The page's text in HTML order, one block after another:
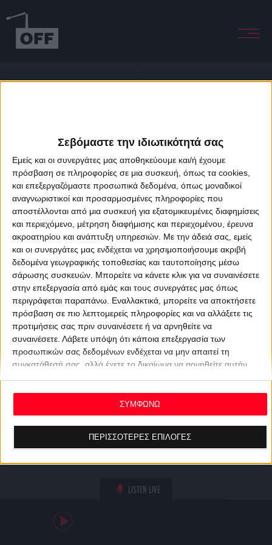
Σεβόμαστε την ιδιωτικότητά σας
Εμείς και οι συνεργάτες μας αποθηκεύουμε και/ή έχουμε
πρόσβαση σε πληροφορίες σε μια συσκευή, όπως τα cookies,
και επεξεργαζόμαστε προσωπικά δεδομένα, όπως μοναδικοί
αναγνωριστικοί και προσαρμοσμένες πληροφορίες που
αποστέλλονται από μια συσκευή για εξατομικευμένες διαφημίσεις
και περιεχόμενο, μέτρηση διαφήμισης και περιεχομένου, έρευνα
ακροατηρίου και ανάπτυξη υπηρεσιών. Με την άδειά σας, εμείς
και οι συνεργάτες μας ενδέχεται να χρησιμοποιήσουμε ακριβή
δεδομένα γεωγραφικής τοποθεσίας και ταυτοποίησης μέσω
σάρωσης συσκευών. Μπορείτε να κάνετε κλικ για να συναινέσετε
στην επεξεργασία από εμάς και τους συνεργάτες μας όπως
περιγράφεται παραπάνω. Εναλλακτικά, μπορείτε να αποκτήσετε
πρόσβαση σε πιο λεπτομερείς πληροφορίες και να αλλάξετε τις
προτιμήσεις σας πριν συναινέσετε ή να αρνηθείτε να
συναινέσετε. Λάβετε υπόψη ότι κάποια επεξεργασία των
προσωπικών σας δεδομένων ενδέχεται να μην απαιτεί τη
συγκατάθεσή σας, αλλά έχετε το δικαίωμα να αρνηθείτε αυτήν
ανακαλέσετε τη συγκατάθεσή σας ανά πάσα στιγμή
επιστρέφοντας σε αυτόν τον ιστότοπο και κάνοντας κλικ στο
κουμπί "Απορρήτου" στο κάτω μέρος της ιστοσελίδας.
ΠΕΡΙΣΣΟΤΕΡΕΣ ΕΠΙΛΟΓΕΣ
ΣΥΜΦΩΝΩ
LISTEN LIVE
About Offradio Business Class Terms & Conditions
Privacy Policy
Designed & developed byporcupine colors&Fotis Alexandrou